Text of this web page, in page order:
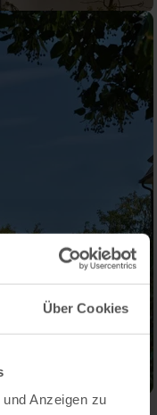
Über Cookies
Anzeigen zu